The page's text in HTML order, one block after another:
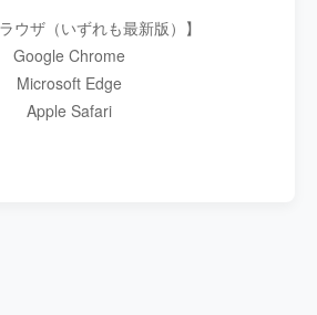
ウザ（いずれも最新版）】
Google Chrome
Microsoft Edge
Apple Safari